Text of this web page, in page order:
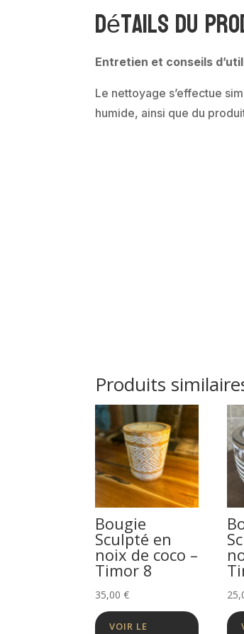
Détails du
Entretien et conseils
Le nettoyage s’effectue
humide, ainsi que du
Produits
Bougie
Sculpté en
noix de coco –
Timor 8
35,00€
VOIR LE